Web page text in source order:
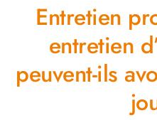
Entretien
entretien
peuvent-ils